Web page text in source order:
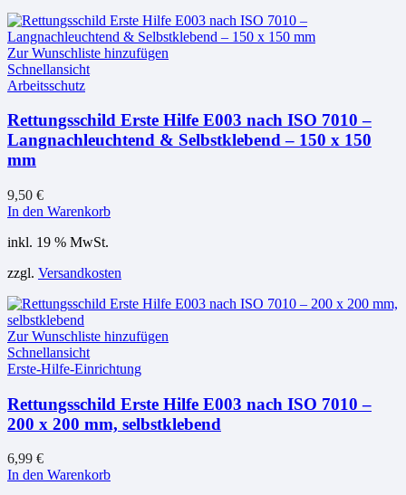
Zur Wunschliste hinzufügen
Schnellansicht
Arbeitsschutz
Rettungsschild Erste Hilfe E003 nach ISO 7010 –
Langnachleuchtend & Selbstklebend – 150 x 150
mm
9,50 €
In den Warenkorb
inkl. 19 % MwSt.
zzgl. Versandkosten
Zur Wunschliste hinzufügen
Schnellansicht
Erste-Hilfe-Einrichtung
Rettungsschild Erste Hilfe E003 nach ISO 7010 –
200 x 200 mm, selbstklebend
6,99 €
In den Warenkorb